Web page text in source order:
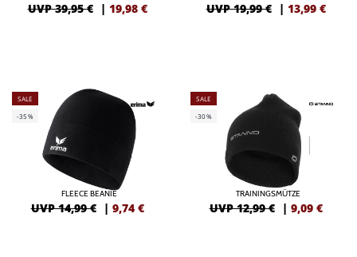
UVP 39,95 € | 19,98 € UVP 19,99 € | 13,99 €
SALE
-35%
FLEECE BEANIE
UVP 14,99 € | 9,74 €
SALE
-30%
TRAININGSMÜTZE
UVP 12,99 € | 9,09 €